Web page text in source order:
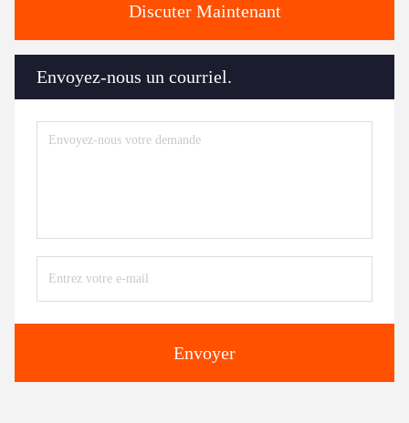
Discuter Maintenant
Envoyez-nous un courriel.
Envoyer